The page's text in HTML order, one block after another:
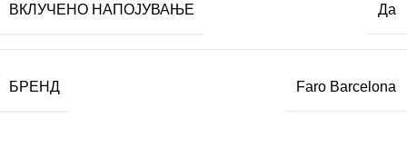
ВКЛУЧЕНО НАПОЈУВАЊЕ Да
БРЕНД Faro Barcelona